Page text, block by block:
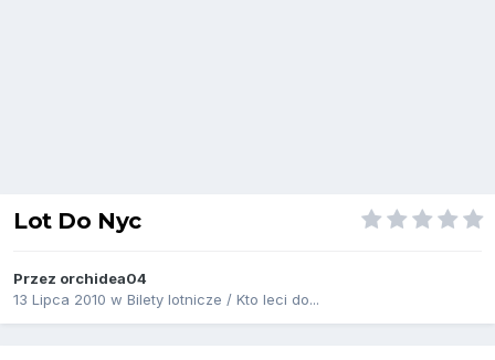
Lot Do Nyc
Przez orchidea04
13 Lipca 2010 w Bilety lotnicze / Kto leci do...